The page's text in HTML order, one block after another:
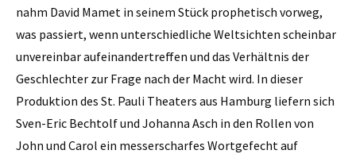
nahm David Mamet in seinem Stück prophetisch vorweg,
was passiert, wenn unterschiedliche Weltsichten scheinbar
unvereinbar aufeinandertreffen und das Verhältnis der
Geschlechter zur Frage nach der Macht wird. In dieser
Produktion des St. Pauli Theaters aus Hamburg liefern sich
Sven-Eric Bechtolf und Johanna Asch in den Rollen von
John und Carol ein messerscharfes Wortgefecht auf